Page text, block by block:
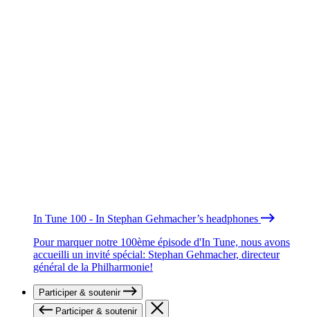
In Tune 100 - In Stephan Gehmacher’s headphones
Pour marquer notre 100ème épisode d'In Tune, nous avons
accueilli un invité spécial: Stephan Gehmacher, directeur
général de la Philharmonie!
Participer & soutenir
Participer & soutenir